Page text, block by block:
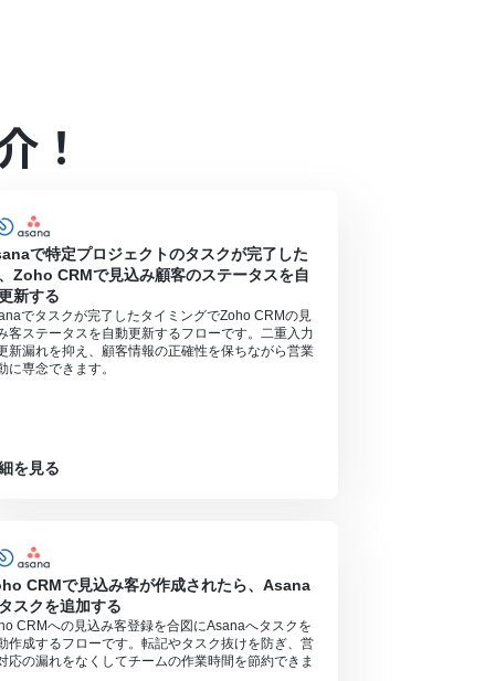
！
で特定プロジェクトのタスクが完了した
Zoho CRMで見込み顧客のステータスを自
新する
でタスクが完了したタイミングでZoho CRMの見
客ステータスを自動更新するフローです。二重入力
新漏れを抑え、顧客情報の正確性を保ちながら営業
に専念できます。
を見る
CRMで見込み客が作成されたら、Asana
スクを追加する
CRMへの見込み客登録を合図にAsanaへタスクを
作成するフローです。転記やタスク抜けを防ぎ、営
応の漏れをなくしてチームの作業時間を節約できま